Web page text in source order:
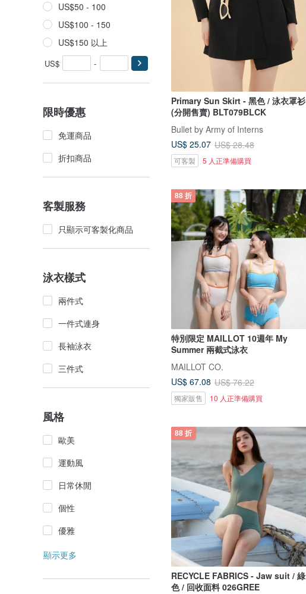
US$50 - 100
US$100 - 150
US$150 以上
US$ -
限時優惠
免運商品
折扣商品
客製服務
只顯示可客製化商品
泳衣樣式
兩件式
一件式連身
長袖泳衣
三件式
風格
歐美
運動風
日常休閒
個性
優雅
顯示更多
Primary Sun Skirt - 黑色 / 泳衣罩衫
(分開售賣) BLT079BLCK
Bullet by Army of Interns
US$ 25.07 US$ 28.48
可客製 5 人正準備購買
88 折
特別限定 MAILLOT 10週年 My
Summer 兩截式泳衣
MAILLOT CO.
US$ 67.08 US$ 76.22
獨家販售 10 人正準備購買
88 折
RECYCLE FABRICS - Jaw suit / 綠
色 / 回收面料 026GREE